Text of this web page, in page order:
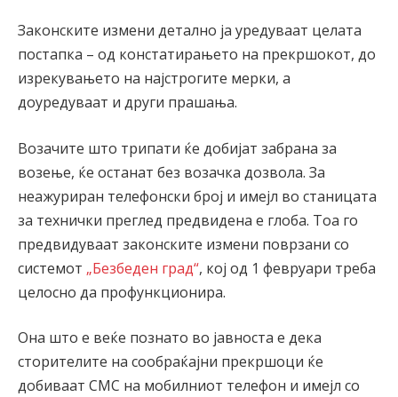
Законските измени детално ја уредуваат целата
постапка – од констатирањето на прекршокот, до
изрекувањето на најстрогите мерки, а
доуредуваат и други прашања.
Возачите што трипати ќе добијат забрана за
возење, ќе останат без возачка дозвола. За
неажуриран телефонски број и имејл во станицата
за технички преглед предвидена е глоба. Тоа го
предвидуваат законските измени поврзани со
системот „Безбеден град“, кој од 1 февруари треба
целосно да профункционира.
Она што е веќе познато во јавноста е дека
сторителите на сообраќајни прекршоци ќе
добиваат СМС на мобилниот телефон и имејл со